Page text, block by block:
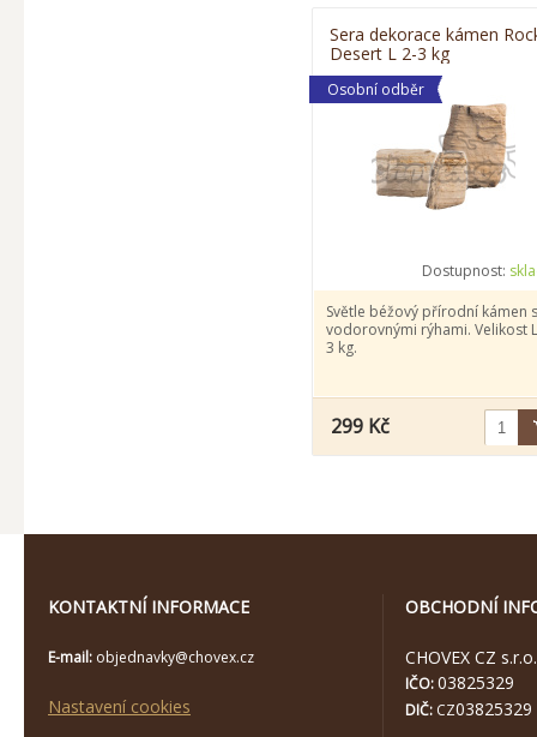
Sera dekorace kámen
Desert L 2-3 kg
Osobní odběr
Dostupnost:
Světle béžový přírodní kámen s
vodorovnými rýhami. Velikost
3 kg.
299 Kč
KONTAKTNÍ INFORMACE
E-mail: objednavky@chovex.cz
Nastavení cookies
OBCHODNÍ
CHOVEX CZ s.r.o.
IČO:03825329
DIČ: CZ03825329